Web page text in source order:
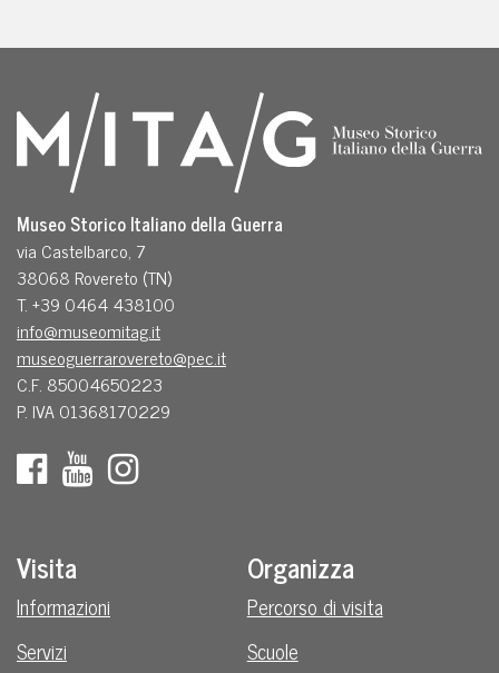
Museo Storico Italiano della Guerra
via Castelbarco, 7
38068 Rovereto (TN)
T. +39 0464 438100
info@museomitag.it
museoguerrarovereto@pec.it
C.F. 85004650223
P. IVA 01368170229
Visita
Informazioni
Servizi
Organizza
Percorso di visita
Scuole